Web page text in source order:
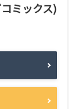
ミックス)